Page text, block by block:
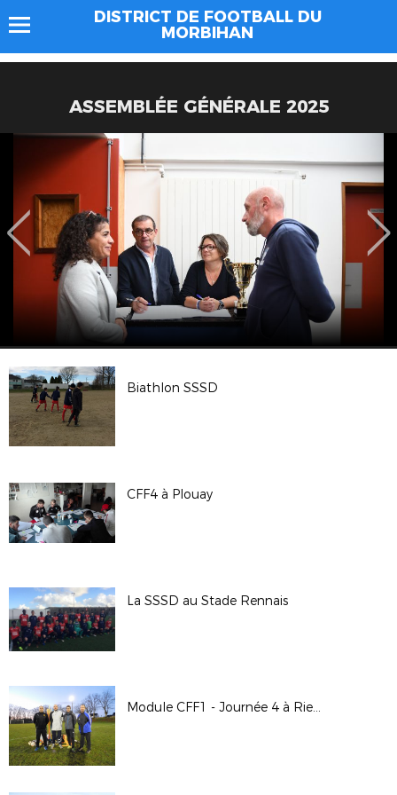
DISTRICT DE FOOTBALL DU
MORBIHAN
ASSEMBLÉE GÉNÉRALE 2025
Biathlon SSSD
CFF4 à Plouay
La SSSD au Stade Rennais
Module CFF1 - Journée 4 à Rieux